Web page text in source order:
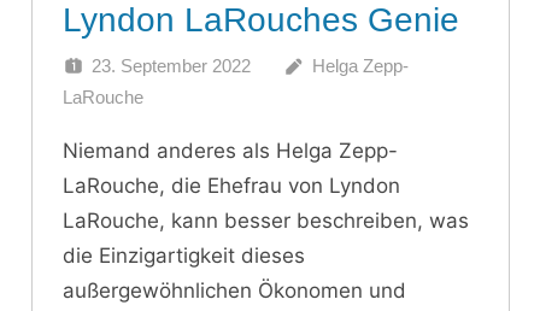
Lyndon LaRouches Genie
23. September 2022
Helga Zepp-
LaRouche
Niemand anderes als Helga Zepp-
LaRouche, die Ehefrau von Lyndon
LaRouche, kann besser beschreiben, was
die Einzigartigkeit dieses
außergewöhnlichen Ökonomen und